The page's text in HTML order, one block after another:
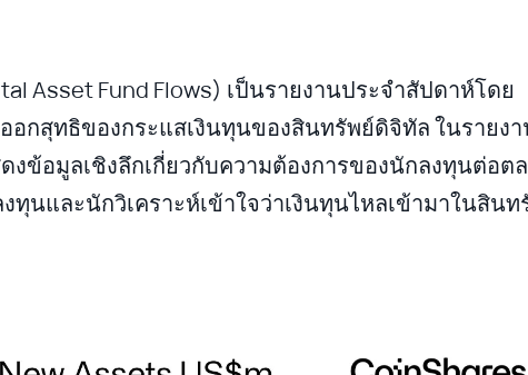
Asset Fund Flows) เป็นรายงานประจำสัปดาห์โดย
อกสุทธิของกระแสเงินทุนของสินทรัพย์ดิจิทัล ในรายง
ข้อมูลเชิงลึกเกี่ยวกับความต้องการของนักลงทุนต่อต
นและนักวิเคราะห์เข้าใจว่าเงินทุนไหลเข้ามาในสินท